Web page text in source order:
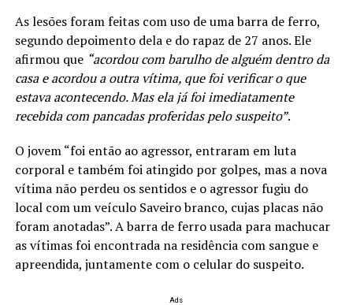
As lesões foram feitas com uso de uma barra de ferro,
segundo depoimento dela e do rapaz de 27 anos. Ele
afirmou que “acordou com barulho de alguém dentro da
casa e acordou a outra vítima, que foi verificar o que
estava acontecendo. Mas ela já foi imediatamente
recebida com pancadas proferidas pelo suspeito”.
O jovem “foi então ao agressor, entraram em luta
corporal e também foi atingido por golpes, mas a nova
vítima não perdeu os sentidos e o agressor fugiu do
local com um veículo Saveiro branco, cujas placas não
foram anotadas”. A barra de ferro usada para machucar
as vítimas foi encontrada na residência com sangue e
apreendida, juntamente com o celular do suspeito.
Ads